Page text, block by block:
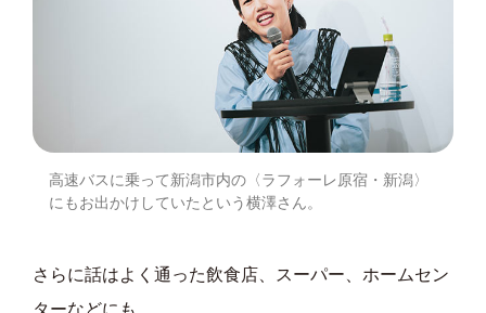
高速バスに乗って新潟市内の〈ラフォーレ原宿・新潟〉
にもお出かけしていたという横澤さん。
さらに話はよく通った飲食店、スーパー、ホームセン
ターなどにも。